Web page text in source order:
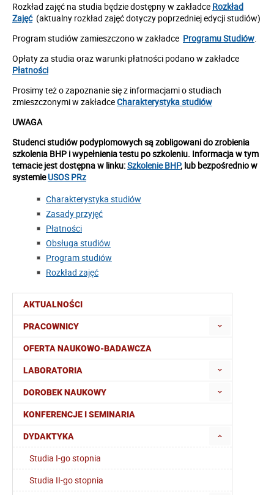
AKTUALNOŚCI
PRACOWNICY
OFERTA NAUKOWO-BADAWCZA
LABORATORIA
DOROBEK NAUKOWY
KONFERENCJE I SEMINARIA
DYDAKTYKA
Studia I-go stopnia
Studia II-go stopnia
Rozkład zajęć na studia będzie dostępny w zakładce Rozkład
Zajęć (aktualny rozkład zajęć dotyczy poprzedniej edycji studiów)
Program studiów zamieszczono w zakładce Programu Studiów.
Opłaty za studia oraz warunki płatności podano w zakładce
Płatności
Prosimy też o zapoznanie się z informacjami o studiach
zmieszczonymi w zakładceCharakterystyka studiów
UWAGA
Studenci studiów podyplomowych są zobligowani do zrobienia
szkolenia BHP i wypełnienia testu po szkoleniu. Informacja w tym
temacie jest dostępna w linku:Szkolenie BHP, lub bezpośrednio w
systemieUSOS PRz
Charakterystyka studiów
Zasady przyjęć
Płatności
Obsługa studiów
Program studiów
Rozkład zajęć